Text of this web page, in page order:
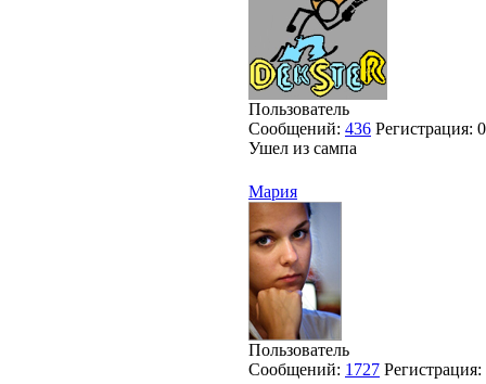
Пользователь
Сообщений: 436 Регистрация:
Ушел из сампа
Мария
Пользователь
Сообщений: 1727 Регистрация: